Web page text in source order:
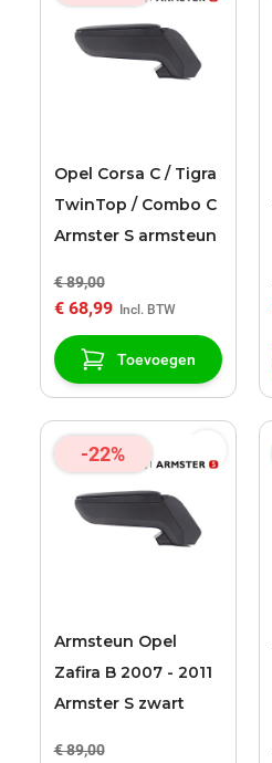
Opel Corsa C / Tigra
TwinTop / Combo C
Armster S armsteun
€ 89,00
€ 68,99
Toevoegen
-22%
Armsteun Opel
Zafira B 2007 - 2011
Armster S zwart
€ 89,00